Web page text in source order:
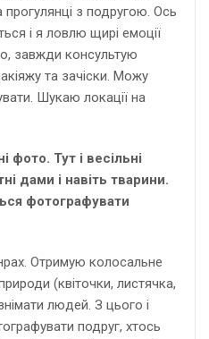
прогулянці з подругою. Ось
і я ловлю щирі емоції
завжди консультую
та зачіски. Можу
Шукаю локації на
фото. Тут і весільні
дами і навіть тварини.
фотографувати
Отримую колосальне
(квіточки, листячка,
людей. З цього і
подруг, хтось